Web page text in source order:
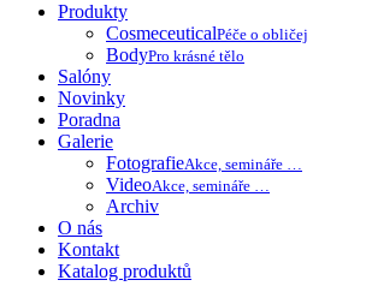
Produkty
CosmeceuticalPéče o obličej
BodyPro krásné tělo
Salóny
Novinky
Poradna
Galerie
FotografieAkce, semináře …
VideoAkce, semináře …
Archiv
O nás
Kontakt
Katalog produktů